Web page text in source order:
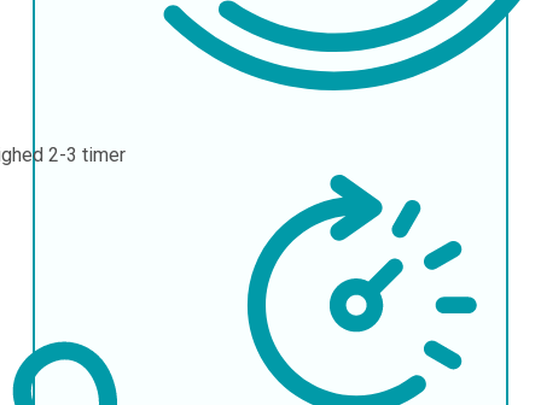
2-3 timer